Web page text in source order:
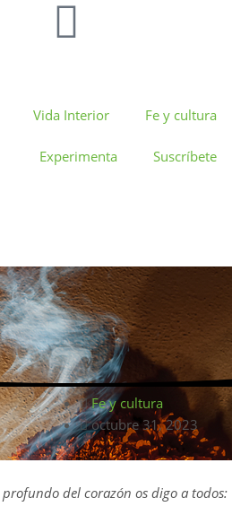
Vida Interior Fe y cultura
Experimenta Suscríbete
Fe y cultura
octubre 31, 2023
profundo del corazón os digo a todos: